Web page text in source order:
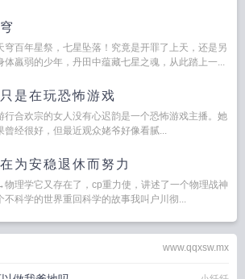
穹百年星祭，七星坠落！究竟是开罪了上天，还是另
体羸弱的少年，丹田中蕴藏七星之魂，从此踏上一...
是在玩恐怖游戏
行合欢宗的女人没有心迟韵是一个恐怖游戏主播。她
曾经很好，但最近观众姥爷好像看腻...
为安稳退休而努力
理学它又存在了，cp重力使，讲述了一个物理战神
不科学的世界重回科学的故事我叫户川彻...
www.qqxsw.mx